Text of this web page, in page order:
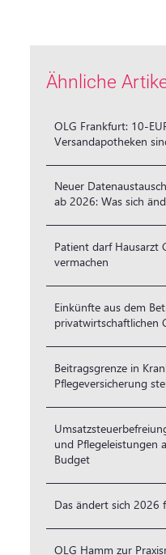
Ähnliche
OLG Frankfurt: 10-
Versandapotheken
Neuer
ab 2026: Was sich
Patient darf Hausarzt
vermachen
Einkünfte aus dem
privatwirtschaftlichen
Beitragsgrenze in
Pflegeversicherung
und Pflegeleistungen
Budget
Das ändert sich 2026
OLG Hamm zur